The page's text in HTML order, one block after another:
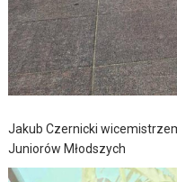
Jakub Czernicki
Juniorów Młodszych